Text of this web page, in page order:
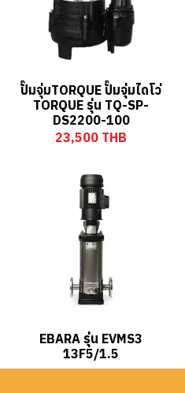
ปั๊มจุ่มTORQUE ปั๊มจุ่มไดโว่
TORQUE รุ่น TQ-SP-
DS2200-100
23,500 THB
EBARA รุ่น EVMS3
13F5/1.5